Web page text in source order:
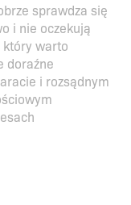
sprawdza się
i nie oczekują
który warto
doraźne
i rozsądnym